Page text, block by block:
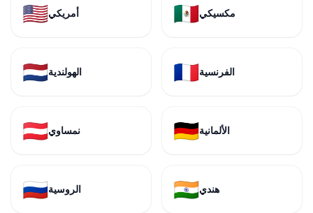
🇺🇸أمريكي 🇲🇽مكسيكي
🇳🇱الهولندية 🇫🇷الفرنسية
🇦🇹نمساوي 🇩🇪الألمانية
🇷🇺الروسية 🇮🇳هندي